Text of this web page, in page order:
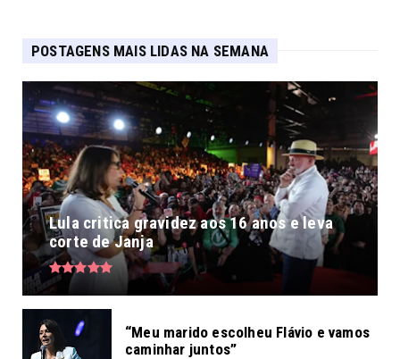
POSTAGENS MAIS LIDAS NA SEMANA
Lula critica gravidez aos 16 anos e leva
corte de Janja
“Meu marido escolheu Flávio e vamos
caminhar juntos”